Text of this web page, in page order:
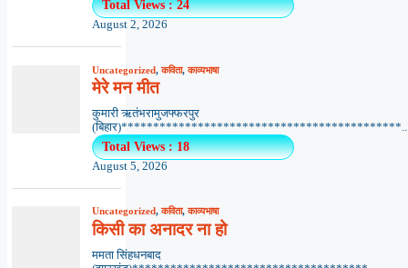
Total Views : 24
August 2, 2026
Uncategorized,कविता,काव्यभाषा
मेरे मन मीत
कुमारी ऋतंभरामुजफ्फरपुर
Total Views : 18
August 5, 2026
Uncategorized,कविता,काव्यभाषा
किसी का अनादर ना हो
ममता सिंहधनबाद